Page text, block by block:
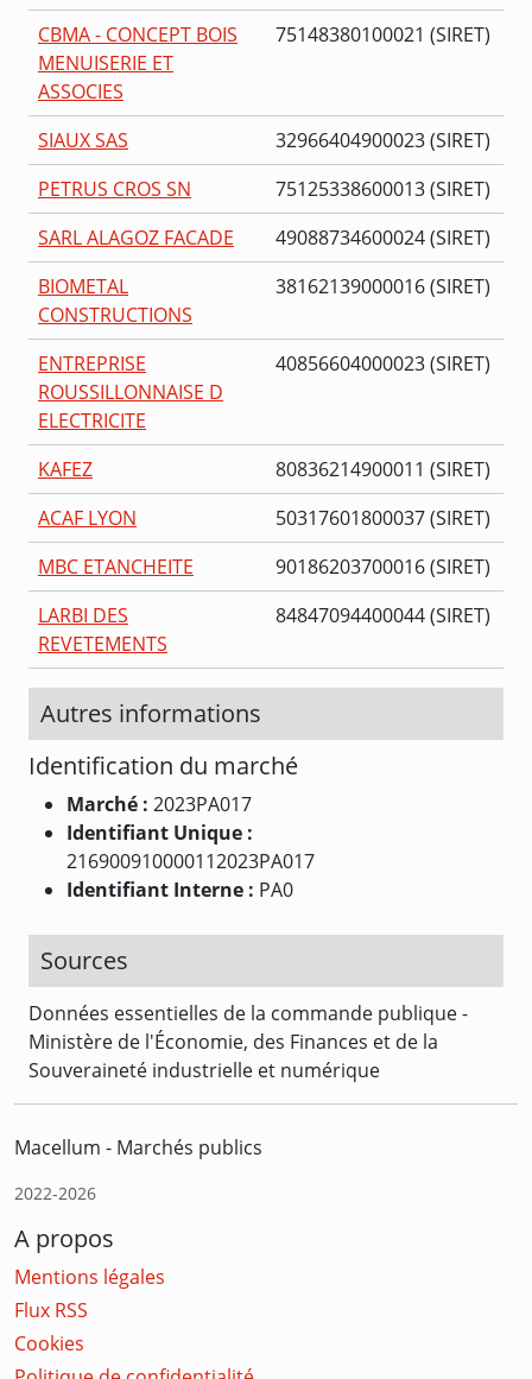
CBMA - CONCEPT BOIS
MENUISERIE ET
ASSOCIES
75148380100021 (SIRET)
SIAUX SAS
32966404900023 (SIRET)
PETRUS CROS SN
75125338600013 (SIRET)
SARL ALAGOZ FACADE
49088734600024 (SIRET)
BIOMETAL
CONSTRUCTIONS
38162139000016 (SIRET)
ENTREPRISE
ROUSSILLONNAISE D
ELECTRICITE
40856604000023 (SIRET)
KAFEZ
80836214900011 (SIRET)
ACAF LYON
50317601800037 (SIRET)
MBC ETANCHEITE
90186203700016 (SIRET)
LARBI DES
REVETEMENTS
84847094400044 (SIRET)
Autres informations
Identification du marché
Marché : 2023PA017
Identifiant Unique :
216900910000112023PA017
Identifiant Interne : PA0
Sources
Données essentielles de la commande publique -
Ministère de l'Économie, des Finances et de la
Souveraineté industrielle et numérique
Macellum - Marchés publics
2022-2026
A propos
Mentions légales
Flux RSS
Cookies